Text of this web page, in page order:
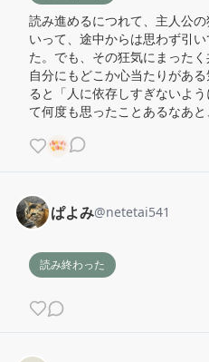
読み進めるにつれて、主人公
いって、途中からは思わず引
た。でも、その狂気にまった
自分にもどこか心当たりがあ
ると「人に依存しすぎないよ
て何度も思ったことあるなあ
ぱよみ@netetai541
読み終わった